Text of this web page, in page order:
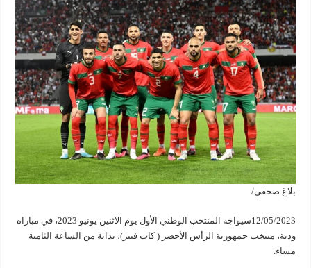
بلاغ صحفي/
12/05/2023سيواجه المنتخب الوطني الأول يوم الاثنين يونيو 2023، في مباراة
ودية، منتخب جمهورية الرأس الأحضر ( كاب فيير)، بداية من الساعة الثامنة
مساء.